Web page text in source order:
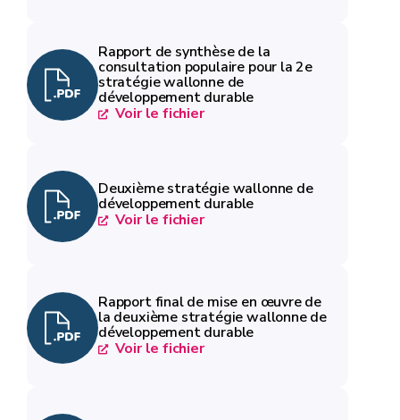
Rapport de synthèse de la
consultation populaire pour la 2e
stratégie wallonne de
développement durable
Voir le fichier
Deuxième stratégie wallonne de
développement durable
Voir le fichier
Rapport final de mise en œuvre de
la deuxième stratégie wallonne de
développement durable
Voir le fichier